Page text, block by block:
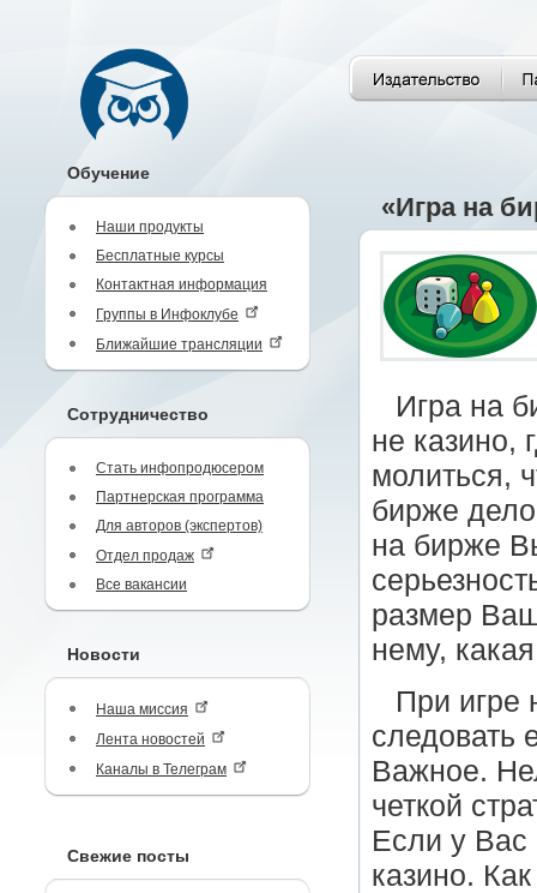
Обучение
Наши продукты
Бесплатные курсы
Контактная информация
Группы в Инфоклубе
Ближайшие трансляции
Сотрудничество
Стать инфопродюсером
Партнерская программа
Для авторов (экспертов)
Отдел продаж
Все вакансии
Новости
Наша миссия
Лента новостей
Каналы в Телеграм
Свежие посты
«Игра на
Игра на
не казино,
молиться,
бирже
на бирже
размер
нему,
При игре
следовать
Важное.
четкой
Если у Вас
казино.